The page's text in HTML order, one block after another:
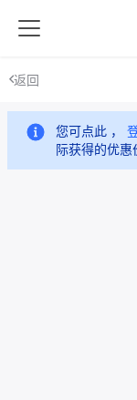
返回
您可点此 ，
际获得的优惠